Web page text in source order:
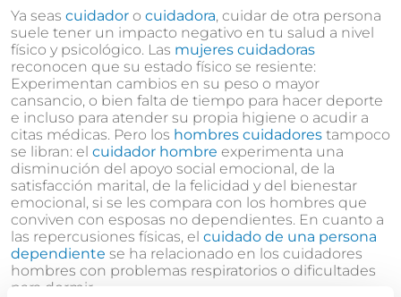
Ya seas cuidador o cuidadora, cuidar de otra persona
suele tener un impacto negativo en tu salud a nivel
físico y psicológico. Las mujeres cuidadoras
reconocen que su estado físico se resiente:
Experimentan cambios en su peso o mayor
cansancio, o bien falta de tiempo para hacer deporte
e incluso para atender su propia higiene o acudir a
citas médicas. Pero los hombres cuidadores tampoco
se libran: el cuidador hombre experimenta una
disminución del apoyo social emocional, de la
satisfacción marital, de la felicidad y del bienestar
emocional, si se les compara con los hombres que
conviven con esposas no dependientes. En cuanto a
las repercusiones físicas, el cuidado de una persona
dependiente se ha relacionado en los cuidadores
hombres con problemas respiratorios o dificultades
para dormir.